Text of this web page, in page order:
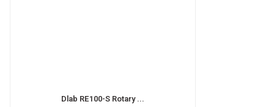
Dlab RE100-S Rotary ...